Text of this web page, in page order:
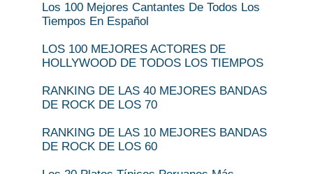
Los 100 Mejores Cantantes De Todos Los
Tiempos En Español
LOS 100 MEJORES ACTORES DE
HOLLYWOOD DE TODOS LOS TIEMPOS
RANKING DE LAS 40 MEJORES BANDAS
DE ROCK DE LOS 70
RANKING DE LAS 10 MEJORES BANDAS
DE ROCK DE LOS 60